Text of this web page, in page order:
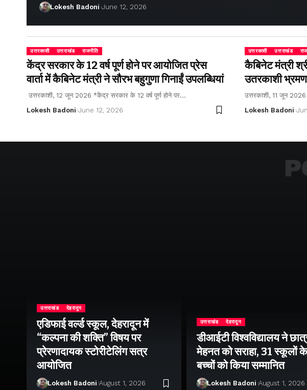
Lokesh Badoni June 12, 2026
उत्तरकाशी उत्तराखंड राजनीति
केंद्र सरकार के 12 वर्ष पूर्ण होने पर आयोजित प्रेस
वार्ता में कैबिनेट मंत्री ने सौरभ बहुगुणा गिनाईं उपलब्धियां
उत्तरकाशी, 12 जून 2026 *केंद्र सरकार के 12 वर्ष पूर्ण होने पर…
Lokesh Badoni June 12, 2026
उत्तरकाशी उत्तराखंड
कैबिनेट मंत्री
उतरकाशी भ्रमण
उत्तरकाशी, 11 जून
Lokesh Badoni
उत्तराखंड देहरादून
एडिफाई वर्ल्ड स्कूल, देहरादून में
“कल्पना की शक्ति” विषय पर
प्रेरणादायक स्टोरीटेलिंग सत्र
आयोजित
Lokesh Badoni August 1, 2026
उत्तराखंड देहरादून
डीआईटी विश्वविद्यालय ने
मेहनत को सराहा, 31 स्कूलों के
बच्चों को किया सम्मानित
Lokesh Badoni August 1, 2026